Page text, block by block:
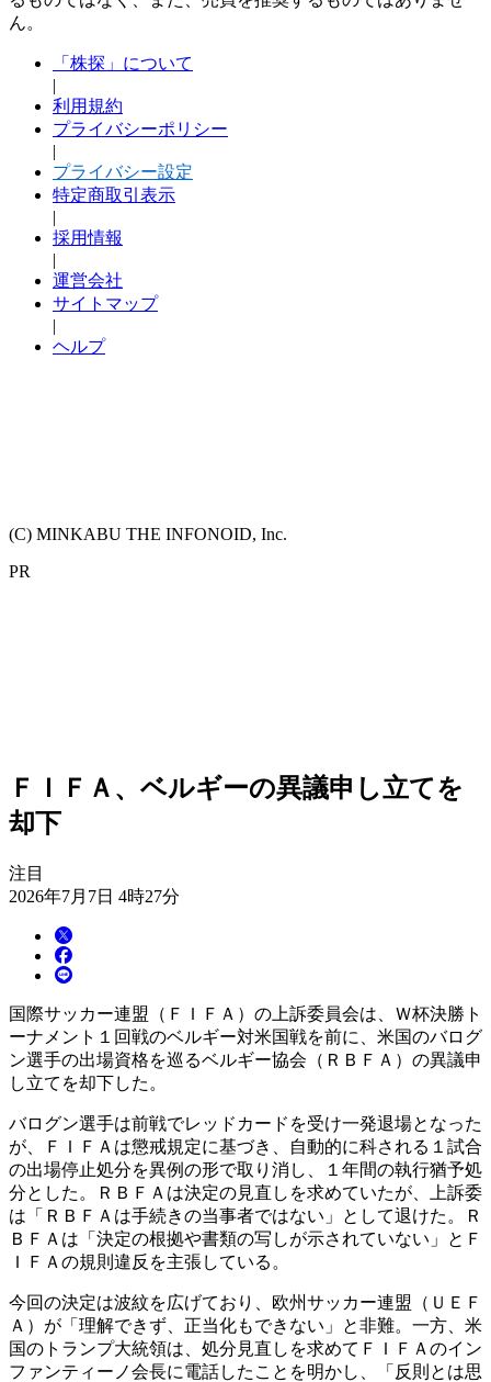
ん。
「株探」について
|
利用規約
プライバシーポリシー
|
プライバシー設定
特定商取引表示
|
採用情報
|
運営会社
サイトマップ
|
ヘルプ
(C) MINKABU THE INFONOID, Inc.
PR
ＦＩＦＡ、ベルギーの異議申し立てを
却下
注目
2026年7月7日 4時27分
国際サッカー連盟（ＦＩＦＡ）の上訴委員会は、Ｗ杯決勝ト
ーナメント１回戦のベルギー対米国戦を前に、米国のバログ
ン選手の出場資格を巡るベルギー協会（ＲＢＦＡ）の異議申
し立てを却下した。
バログン選手は前戦でレッドカードを受け一発退場となった
が、ＦＩＦＡは懲戒規定に基づき、自動的に科される１試合
の出場停止処分を異例の形で取り消し、１年間の執行猶予処
分とした。ＲＢＦＡは決定の見直しを求めていたが、上訴委
は「ＲＢＦＡは手続きの当事者ではない」として退けた。Ｒ
ＢＦＡは「決定の根拠や書類の写しが示されていない」とＦ
ＩＦＡの規則違反を主張している。
今回の決定は波紋を広げており、欧州サッカー連盟（ＵＥＦ
Ａ）が「理解できず、正当化もできない」と非難。一方、米
国のトランプ大統領は、処分見直しを求めてＦＩＦＡのイン
ファンティーノ会長に電話したことを明かし、「反則とは思